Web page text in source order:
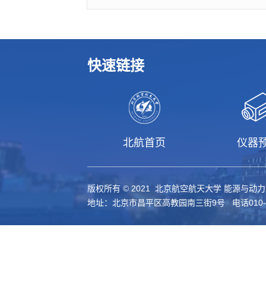
快速链接
北航首页 仪器
版权所有 © 2021 北京航空航天大学 能源与动
地址：北京市昌平区高教园南三街9号 电话